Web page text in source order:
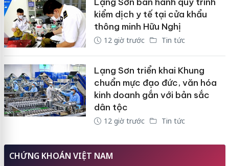
kiểm dịch y tế tại cửa khẩu
thông minh Hữu Nghị
12 giờ trước Tin tức
Lạng Sơn triển khai Khung
chuẩn mực đạo đức, văn hóa
kinh doanh gắn với bản sắc
dân tộc
12 giờ trước Tin tức
CHỨNG KHOÁN VIỆT NAM